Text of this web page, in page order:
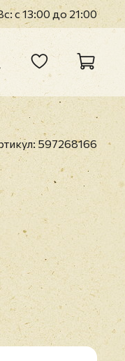
с 13:00 до 21:00
597268166